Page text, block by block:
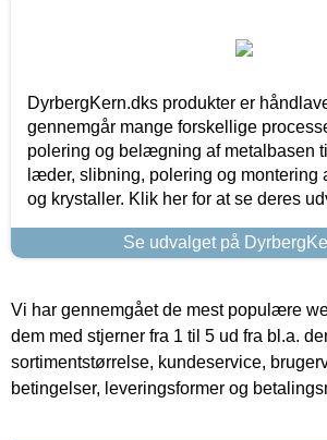
DyrbergKern.dks produkter er
gennemgår mange forskellige
polering og belægning af metalbasen
læder, slibning, polering og montering
og krystaller. Klik her for at se deres
Se udvalget på
Vi har gennemgået de mest populære
dem med stjerner fra 1 til 5 ud fra bl.a.
sortimentstørrelse, kundeservice,
betingelser, leveringsformer og